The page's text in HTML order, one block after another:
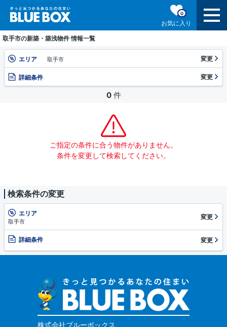
お気に入り
0
取手市の新築・築浅物件 情報一覧
エリア 取手市 変更
詳細条件 変更
0 件
ご指定の条件に合う物件がありません。
条件を変更して検索してください。
検索条件の変更
エリア
取手市
変更
詳細条件 変更
株式会社ブルーボックス